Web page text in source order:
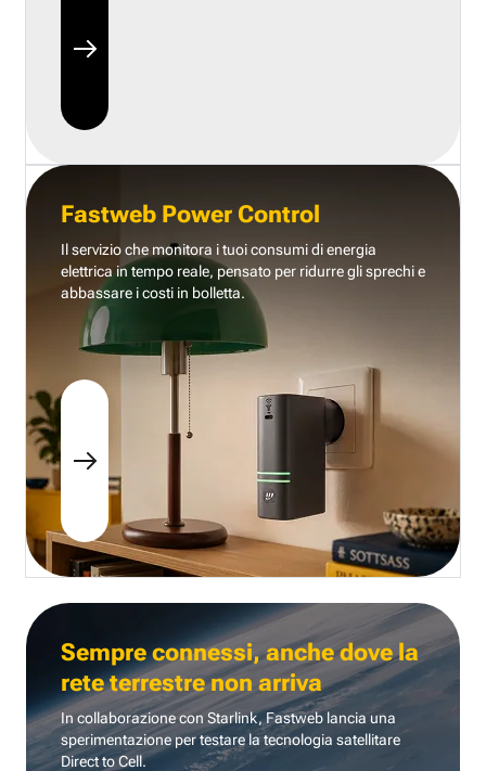
Fastweb Power Control
Il servizio che monitora i tuoi consumi di energia
elettrica in tempo reale, pensato per ridurre gli sprechi e
abbassare i costi in bolletta.
Sempre connessi, anche dove la
rete terrestre non arriva
In collaborazione con Starlink, Fastweb lancia una
sperimentazione per testare la tecnologia satellitare
Direct to Cell.